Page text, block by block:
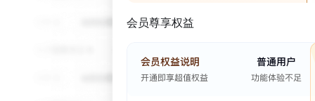
会员尊享权益